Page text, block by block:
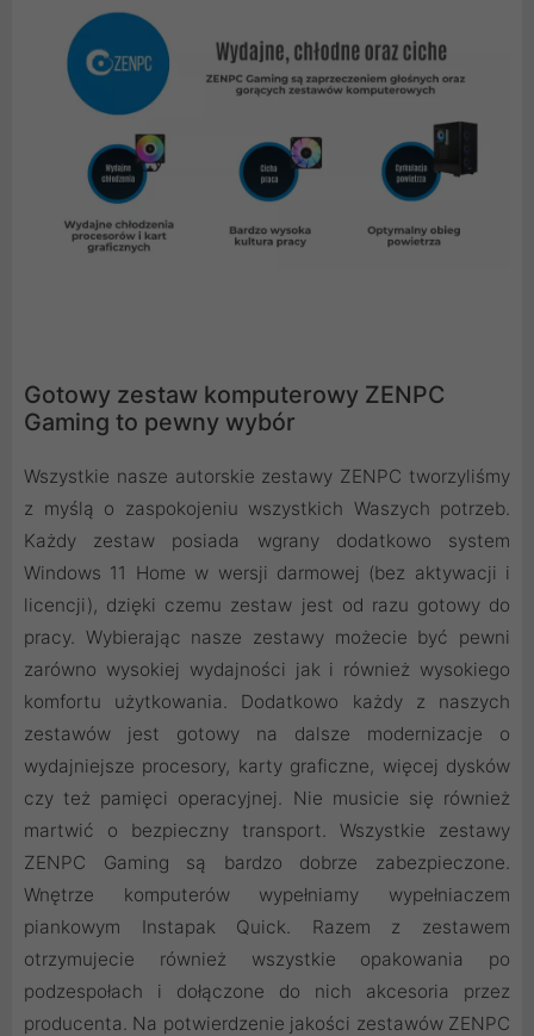
Gotowy zestaw komputerowy ZENPC
Gaming to pewny wybór
Wszystkie nasze autorskie zestawy ZENPC tworzyliśmy
z myślą o zaspokojeniu wszystkich Waszych potrzeb.
Każdy zestaw posiada wgrany dodatkowo system
Windows 11 Home w wersji darmowej (bez aktywacji i
licencji), dzięki czemu zestaw jest od razu gotowy do
pracy. Wybierając nasze zestawy możecie być pewni
zarówno wysokiej wydajności jak i również wysokiego
komfortu użytkowania. Dodatkowo każdy z naszych
zestawów jest gotowy na dalsze modernizacje o
wydajniejsze procesory, karty graficzne, więcej dysków
czy też pamięci operacyjnej. Nie musicie się również
martwić o bezpieczny transport. Wszystkie zestawy
ZENPC Gaming są bardzo dobrze zabezpieczone.
Wnętrze komputerów wypełniamy wypełniaczem
piankowym Instapak Quick. Razem z zestawem
otrzymujecie również wszystkie opakowania po
podzespołach i dołączone do nich akcesoria przez
producenta. Na potwierdzenie jakości zestawów ZENPC